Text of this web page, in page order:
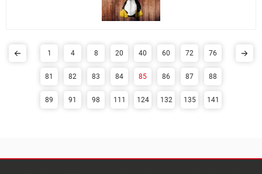
1 4 8 20 40 60 72 76
81 82 83 84 85 86 87 88
89 91 98 111 124 132 135 141